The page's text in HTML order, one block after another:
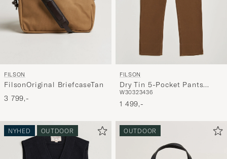
FILSON
FilsonOriginal BriefcaseTan
3 799,-
FILSON
Dry Tin 5-Pocket Pants
Whiskey
W30323436
1 499,-
NYHED OUTDOOR OUTDOOR